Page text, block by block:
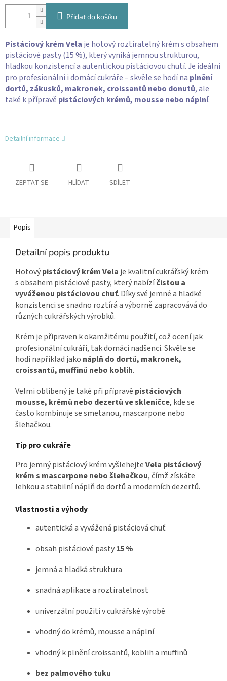
Přidat do košíku
Pistáciový krém Vela je hotový roztíratelný krém s obsahem
pistáciové pasty (15 %), který vyniká jemnou strukturou,
hladkou konzistencí a autentickou pistáciovou chutí. Je ideální
pro profesionální i domácí cukráře – skvěle se hodí na plnění
dortů, zákusků, makronek, croissantů nebo donutů, ale
také k přípravě pistáciových krémů, mousse nebo náplní.
Detailní informace
ZEPTAT SE HLÍDAT SDÍLET
Popis
Detailní popis produktu
Hotovýpistáciový krém Vela je kvalitní cukrářský krém
s obsahem pistáciové pasty, který nabízíčistou a
vyváženou pistáciovou chuť. Díky své jemné a hladké
konzistenci se snadno roztírá a výborně zapracovává do
různých cukrářských výrobků.
Krém je připraven k okamžitému použití, což ocení jak
profesionální cukráři, tak domácí nadšenci. Skvěle se
hodí například jako náplň do dortů, makronek,
croissantů, muffinů nebo koblih.
Velmi oblíbený je také při přípravě pistáciových
mousse, krémů nebo dezertů ve skleničce, kde se
často kombinuje se smetanou, mascarpone nebo
šlehačkou.
Tip pro cukráře
Pro jemný pistáciový krém vyšlehejteVela pistáciový
krém s mascarpone nebo šlehačkou, čímž získáte
lehkou a stabilní náplň do dortů a moderních dezertů.
Vlastnosti a výhody
autentická a vyvážená pistáciová chuť
obsah pistáciové pasty15 %
jemná a hladká struktura
snadná aplikace a roztíratelnost
univerzální použití v cukrářské výrobě
vhodný do krémů, mousse a náplní
vhodný k plnění croissantů, koblih a muffinů
bez palmového tuku